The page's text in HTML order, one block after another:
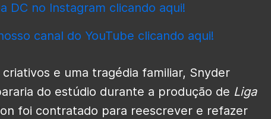
DC no Instagram clicando aqui!
canal do YouTube clicando aqui!
e uma tragédia familiar, Snyder
do estúdio durante a produção de Liga
foi contratado para reescrever e refazer